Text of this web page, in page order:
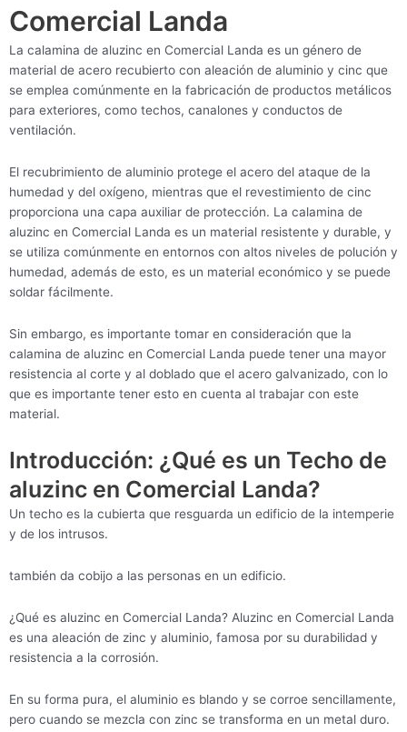
Comercial Landa
La calamina de aluzinc en Comercial Landa es un género de
material de acero recubierto con aleación de aluminio y cinc que
se emplea comúnmente en la fabricación de productos metálicos
para exteriores, como techos, canalones y conductos de
ventilación.
El recubrimiento de aluminio protege el acero del ataque de la
humedad y del oxígeno, mientras que el revestimiento de cinc
proporciona una capa auxiliar de protección. La calamina de
aluzinc en Comercial Landa es un material resistente y durable, y
se utiliza comúnmente en entornos con altos niveles de polución y
humedad, además de esto, es un material económico y se puede
soldar fácilmente.
Sin embargo, es importante tomar en consideración que la
calamina de aluzinc en Comercial Landa puede tener una mayor
resistencia al corte y al doblado que el acero galvanizado, con lo
que es importante tener esto en cuenta al trabajar con este
material.
Introducción: ¿Qué es un Techo de
aluzinc en Comercial Landa?
Un techo es la cubierta que resguarda un edificio de la intemperie
y de los intrusos.
también da cobijo a las personas en un edificio.
¿Qué es aluzinc en Comercial Landa? Aluzinc en Comercial Landa
es una aleación de zinc y aluminio, famosa por su durabilidad y
resistencia a la corrosión.
En su forma pura, el aluminio es blando y se corroe sencillamente,
pero cuando se mezcla con zinc se transforma en un metal duro.